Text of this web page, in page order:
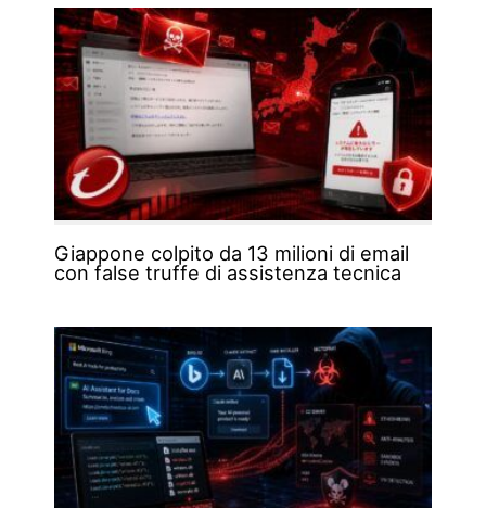
Giappone colpito da 13 milioni di email
con false truffe di assistenza tecnica